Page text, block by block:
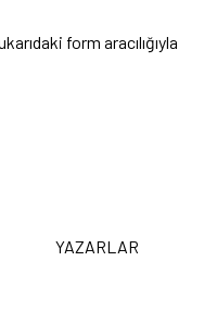
form aracılığıyla
YAZARLAR